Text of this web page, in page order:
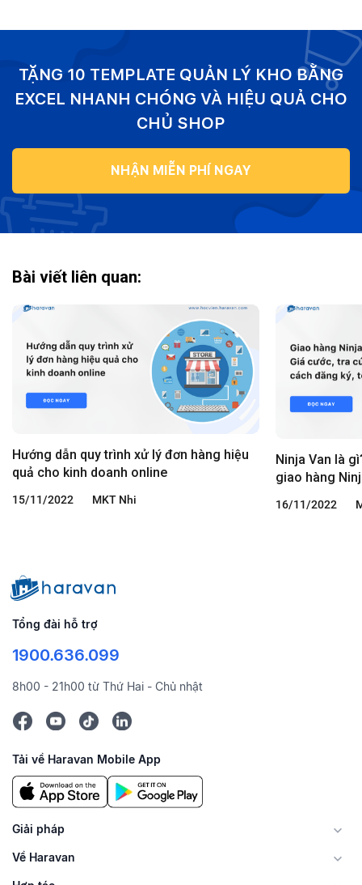
TẶNG 10 TEMPLATE QUẢN LÝ KHO BẰNG
EXCEL NHANH CHÓNG VÀ HIỆU QUẢ CHO
CHỦ SHOP
NHẬN MIỄN PHÍ NGAY
Bài viết liên quan:
Hướng dẫn quy trình xử lý đơn hàng hiệu
quả cho kinh doanh online
15/11/2022 MKT Nhi
Ninja Van là
giao hàng
16/11/2022
Tổng đài hỗ trợ
1900.636.099
8h00 - 21h00 từ Thứ Hai - Chủ nhật
Tải về Haravan Mobile App
Giải pháp
Về Haravan